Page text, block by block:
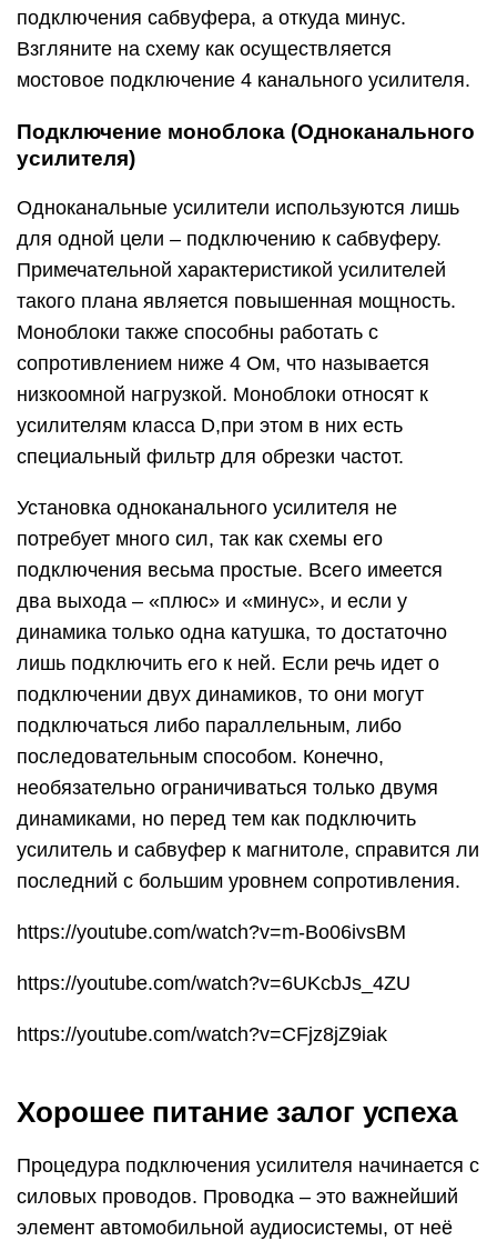
подключения сабвуфера, а откуда минус.
Взгляните на схему как осуществляется
мостовое подключение 4 канального усилителя.
Подключение моноблока (Одноканального
усилителя)
Одноканальные усилители используются лишь
для одной цели – подключению к сабвуферу.
Примечательной характеристикой усилителей
такого плана является повышенная мощность.
Моноблоки также способны работать с
сопротивлением ниже 4 Ом, что называется
низкоомной нагрузкой. Моноблоки относят к
усилителям класса D,при этом в них есть
специальный фильтр для обрезки частот.
Установка одноканального усилителя не
потребует много сил, так как схемы его
подключения весьма простые. Всего имеется
два выхода – «плюс» и «минус», и если у
динамика только одна катушка, то достаточно
лишь подключить его к ней. Если речь идет о
подключении двух динамиков, то они могут
подключаться либо параллельным, либо
последовательным способом. Конечно,
необязательно ограничиваться только двумя
динамиками, но перед тем как подключить
усилитель и сабвуфер к магнитоле, справится ли
последний с большим уровнем сопротивления.
https://youtube.com/watch?v=m-Bo06ivsBM
https://youtube.com/watch?v=6UKcbJs_4ZU
https://youtube.com/watch?v=CFjz8jZ9iak
Хорошее питание залог успеха
Процедура подключения усилителя начинается c
силовых проводов. Проводка – это важнейший
элемент автомобильной аудиосистемы, от неё